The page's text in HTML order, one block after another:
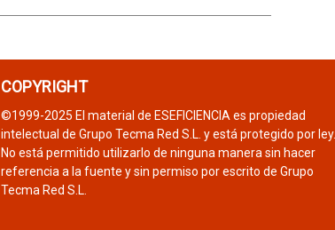
COPYRIGHT
©1999-2025 El material de ESEFICIENCIA es propiedad
intelectual de Grupo Tecma Red S.L. y está protegido por ley.
No está permitido utilizarlo de ninguna manera sin hacer
referencia a la fuente y sin permiso por escrito de Grupo
Tecma Red S.L.